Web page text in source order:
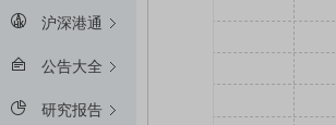
沪深港通
公告大全
研究报告